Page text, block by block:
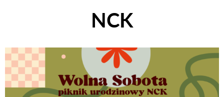
NCK
Odtwarzacz
plików
dźwiękowych